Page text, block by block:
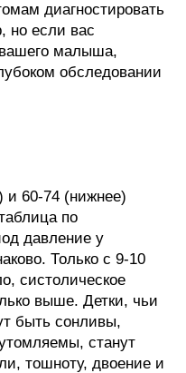
диагностировать
но если вас
вашего малыша,
обследовании
и 60-74 (нижнее)
по
давление у
Только с 9-10
систолическое
выше. Детки, чьи
быть сонливы,
станут
тошноту, двоение и